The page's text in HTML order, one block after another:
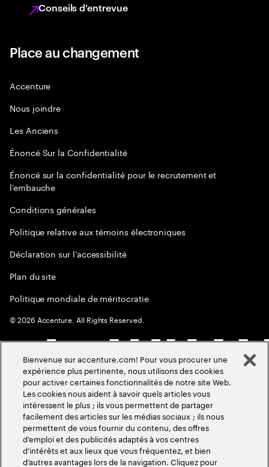
Conseils d'entrevue
Place au changement
Accenture
Nous joindre
Les Anciens
Énoncé Sur la Confidentialité
Énoncé sur la confidentialité pour le recrutement et
l’embauche
Conditions générales
Politique relative aux témoins électroniques
Déclaration sur l’accessibilité
Plan du site
Politique mondiale de méritocratie
©2026 Accenture. All Rights Reserved.
Bienvenue sur accenture.com! Pour vous procurer une
expérience plus pertinente, nous utilisons des cookies
pour activer certaines fonctionnalités de notre site Web.
Les cookies nous aident à savoir quels articles vous
intéressent le plus ; ils vous permettent de partager
facilement des articles sur les médias sociaux ; ils nous
permettent de vous fournir du contenu, des offres
d’emploi et des publicités adaptés à vos centres
d’intérêts et aux lieux que vous fréquentez, et bien
d’autres avantages lors de la navigation. Cliquez pour